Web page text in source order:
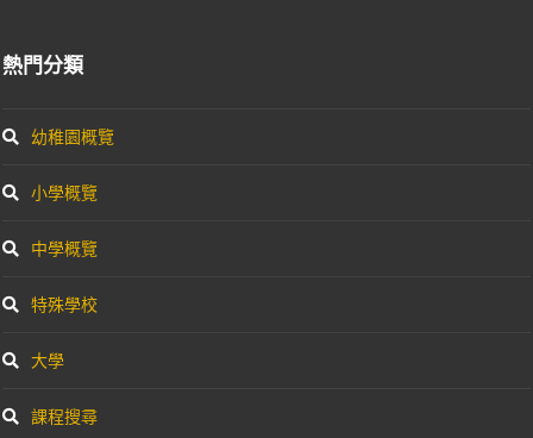
熱門分類
幼稚園概覽
小學概覽
中學概覽
特殊學校
大學
課程搜尋